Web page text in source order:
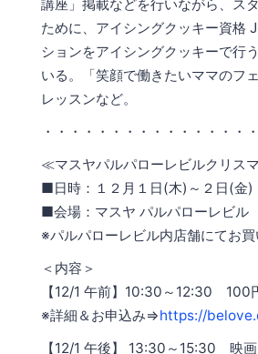
講座」掲載などを行いながら、ス
ために、アイシングクッキー資格
ションをアイシングクッキーで行
いる。「笑顔で働きたいママのフ
レッスンなど。
・・・・・・・・・・・・・・・
≪マスヤパルパローレビルクリス
■日時：１２月１日(木)～２日(金)
■会場：マスヤ パルパローレビル
※パルパローレビル内店舗にてお
＜内容＞
【12/1 午前】10:30～12:30 100
※詳細＆お申込み⇒https://
【12/1 午後】 13:30～15:30 映